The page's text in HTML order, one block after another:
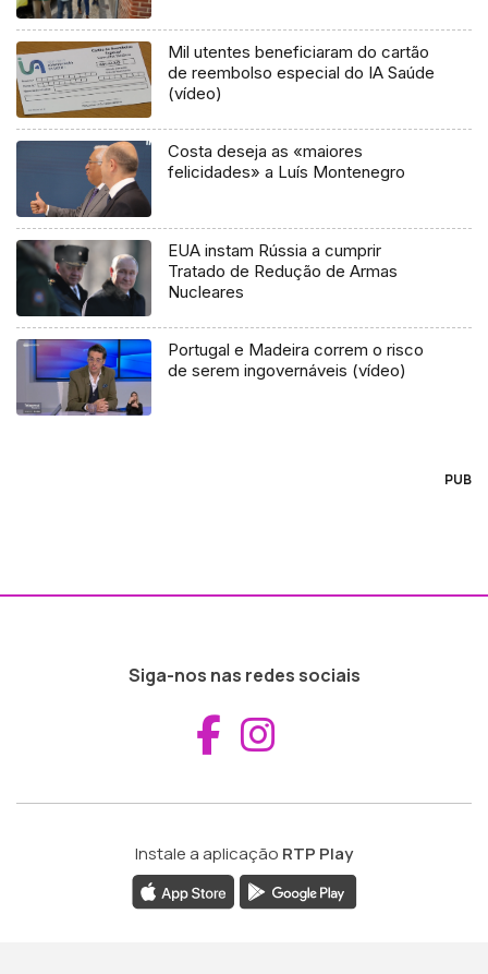
Mil utentes beneficiaram do cartão
de reembolso especial do IA Saúde
(vídeo)
Costa deseja as «maiores
felicidades» a Luís Montenegro
EUA instam Rússia a cumprir
Tratado de Redução de Armas
Nucleares
Portugal e Madeira correm o risco
de serem ingovernáveis (vídeo)
PUB
Siga-nos nas redes sociais
Aceder ao
Instale a aplicação RTP Play